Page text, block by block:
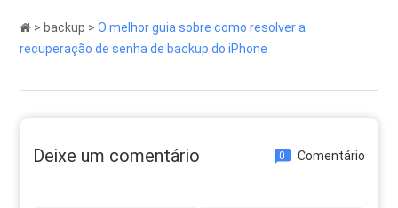
> backup >O melhor guia sobre como resolver a
recuperação de senha de backup do iPhone
Deixe um comentário 0 Comentário